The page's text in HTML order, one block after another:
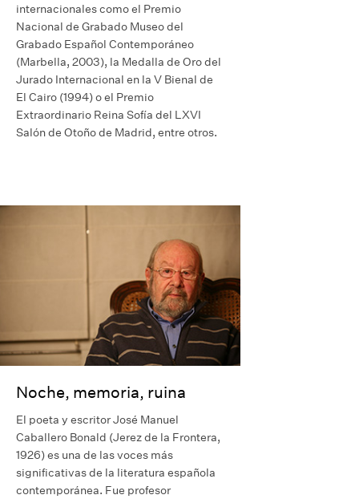
internacionales como el Premio
Nacional de Grabado Museo del
Grabado Español Contemporáneo
(Marbella, 2003), la Medalla de Oro del
Jurado Internacional en la V Bienal de
El Cairo (1994) o el Premio
Extraordinario Reina Sofía del LXVI
Salón de Otoño de Madrid, entre otros.
Noche, memoria, ruina
El poeta y escritor José Manuel
Caballero Bonald (Jerez de la Frontera,
1926) es una de las voces más
significativas de la literatura española
contemporánea. Fue profesor